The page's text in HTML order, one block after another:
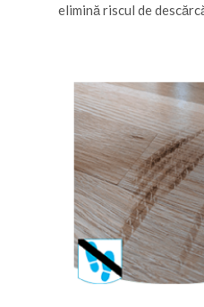
elimină riscul de